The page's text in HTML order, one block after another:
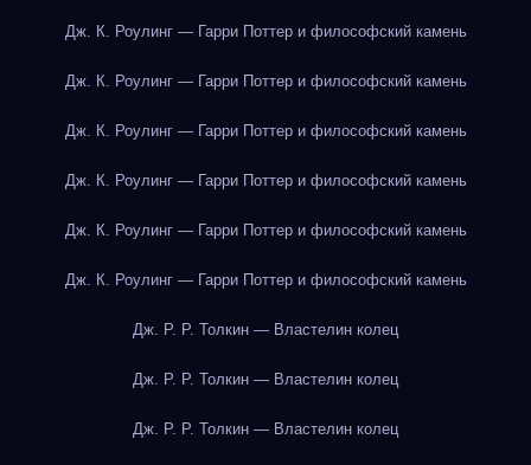
Дж. К. Роулинг — Гарри Поттер и философский камень
Дж. К. Роулинг — Гарри Поттер и философский камень
Дж. К. Роулинг — Гарри Поттер и философский камень
Дж. К. Роулинг — Гарри Поттер и философский камень
Дж. К. Роулинг — Гарри Поттер и философский камень
Дж. К. Роулинг — Гарри Поттер и философский камень
Дж. Р. Р. Толкин — Властелин колец
Дж. Р. Р. Толкин — Властелин колец
Дж. Р. Р. Толкин — Властелин колец